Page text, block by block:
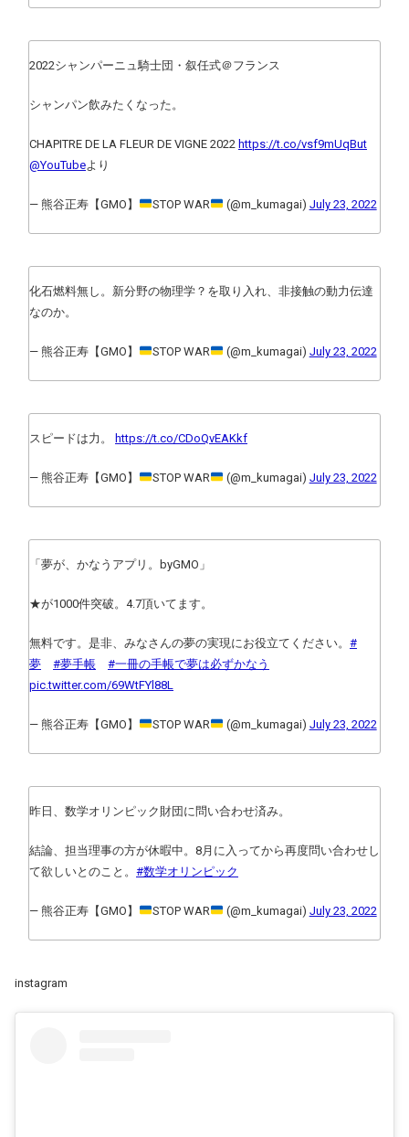
2022シャンパーニュ騎士団・叙任式＠フランス
シャンパン飲みたくなった。
CHAPITRE DE LA FLEUR DE VIGNE 2022 https://t.co/vsf9mUqBut
@YouTubeより
— 熊谷正寿【GMO】 STOP WAR (@m_kumagai) July 23, 2022
化石燃料無し。新分野の物理学？を取り入れ、非接触の動力伝達
なのか。
— 熊谷正寿【GMO】 STOP WAR (@m_kumagai) July 23, 2022
スピードは力。 https://t.co/CDoQvEAKkf
— 熊谷正寿【GMO】 STOP WAR (@m_kumagai) July 23, 2022
「夢が、かなうアプリ。byGMO」
★が1000件突破。4.7頂いてます。
無料です。是非、みなさんの夢の実現にお役立てください。 #
夢
#夢手帳
#一冊の手帳で夢は必ずかなう
pic.twitter.com/69WtFYl88L
— 熊谷正寿【GMO】 STOP WAR (@m_kumagai) July 23, 2022
昨日、数学オリンピック財団に問い合わせ済み。
結論、担当理事の方が休暇中。8月に入ってから再度問い合わせし
て欲しいとのこと。 #数学オリンピック
— 熊谷正寿【GMO】 STOP WAR (@m_kumagai) July 23, 2022
instagram